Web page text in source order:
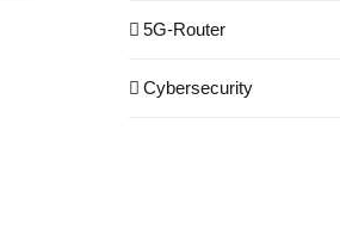
5G-Router
Cybersecurity